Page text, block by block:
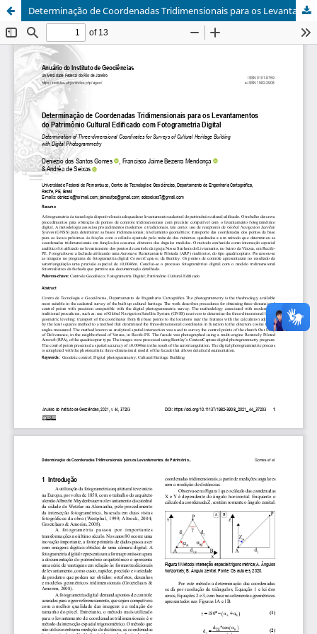
Determinação de Coordenadas Tridimensionais para os Levantamentos do Patrimônio Cultural Edificado com Fotogrametria Digital